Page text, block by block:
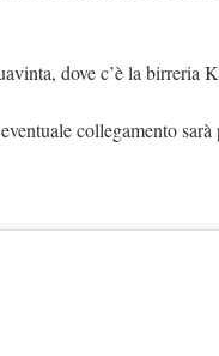
dove c’è la birreria
collegamento